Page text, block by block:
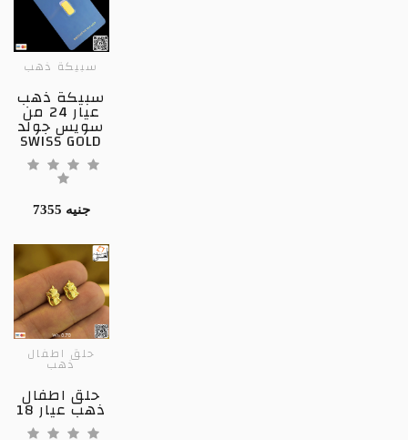
سبيكة ذهب
سبيكة ذهب
عيار 24 من
سويس جولد
SWISS GOLD
7355 جنيه
حلق اطفال
ذهب
حلق اطفال
ذهب عيار 18